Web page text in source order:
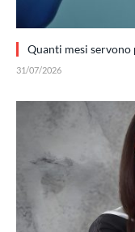
Quanti mesi
31/07/2026